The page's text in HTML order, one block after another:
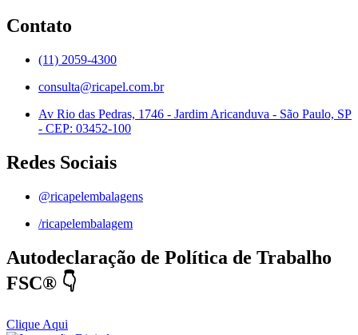
Contato
(11) 2059-4300
consulta@ricapel.com.br
Av Rio das Pedras, 1746 - Jardim Aricanduva - São Paulo, SP
- CEP: 03452-100
Redes Sociais
@ricapelembalagens
/ricapelembalagem
Autodeclaração de Política de Trabalho
FSC® 👇
Clique Aqui